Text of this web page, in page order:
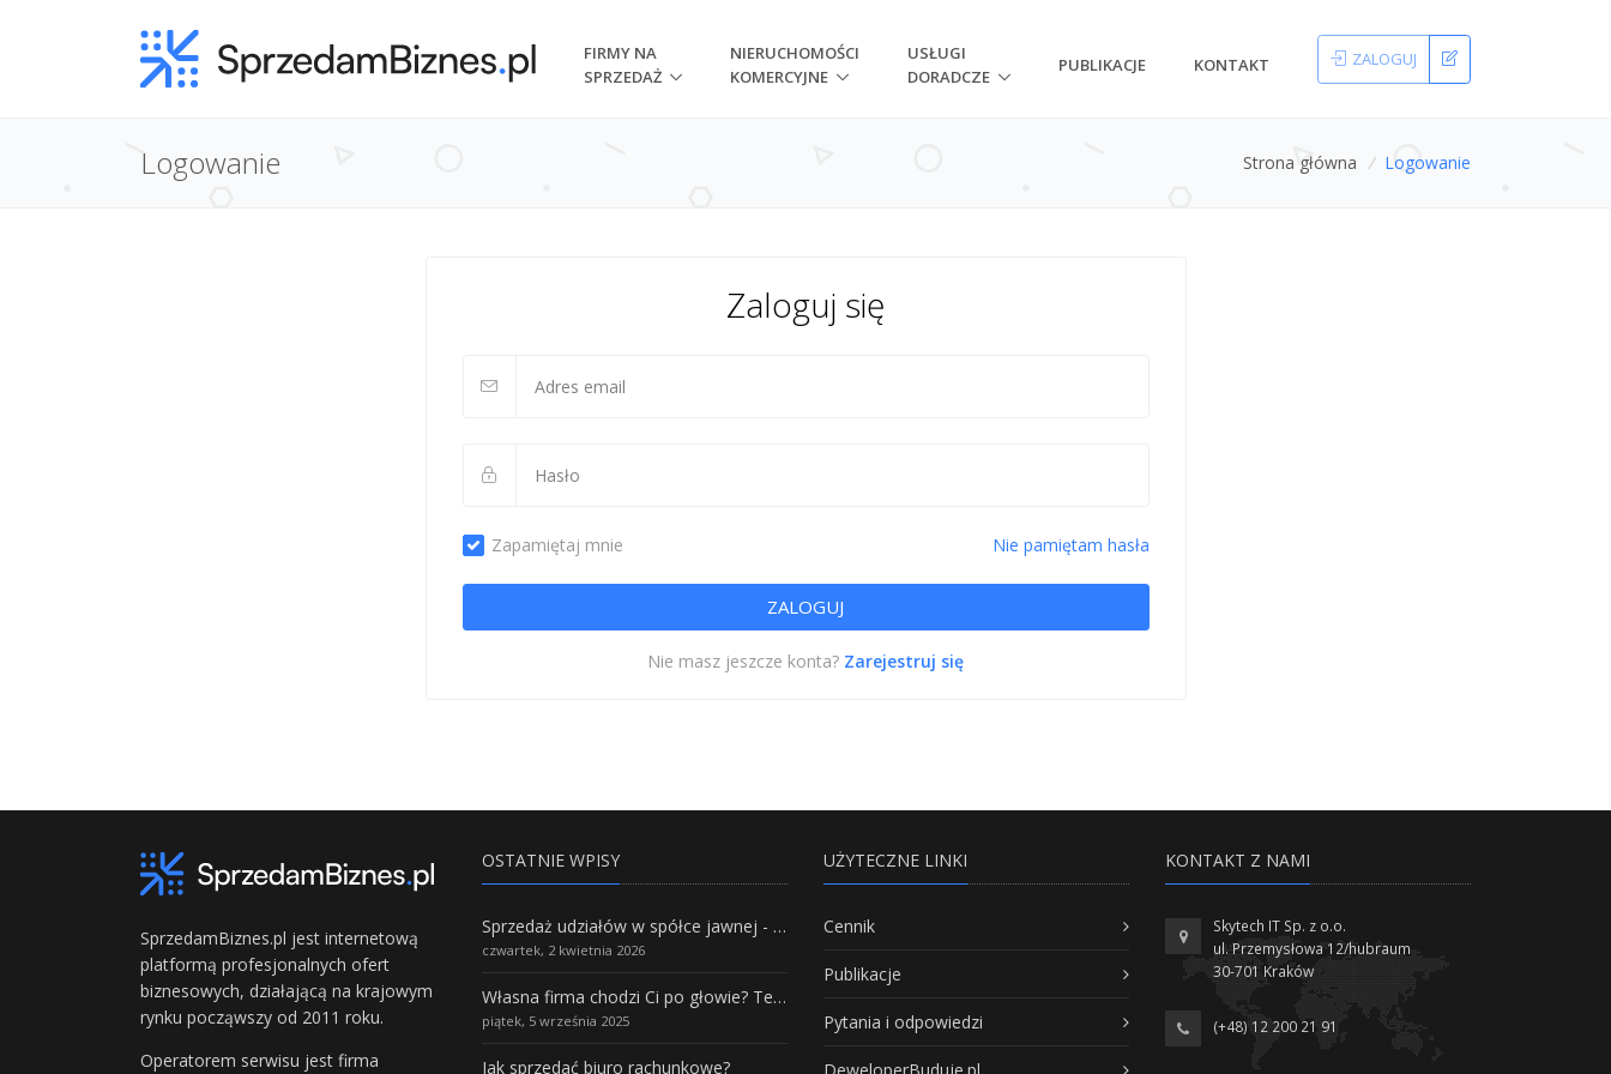
FIRMY NA
SPRZEDAŻ
NIERUCHOMOŚCI
KOMERCYJNE
USŁUGI
DORADCZE
PUBLIKACJE KONTAKT ZALOGUJ
Logowanie Strona główna / Logowanie
Zaloguj się
Zapamiętaj mnie Nie pamiętam hasła
Nie masz jeszcze konta? Zarejestruj się
SprzedamBiznes.pl jest internetową
platformą profesjonalnych ofert
biznesowych, działającą na krajowym
rynku począwszy od 2011 roku.
Operatorem serwisu jest firma
OSTATNIE WPISY
Sprzedaż udziałów w spółce jawnej - Wszystko, co trzeba wiedzieć.
czwartek, 2 kwietnia 2026
Własna firma chodzi Ci po głowie? Te branże mają największy potencjał rozwoju
piątek, 5 września 2025
Jak sprzedać biuro rachunkowe?
UŻYTECZNE LINKI
Cennik
Publikacje
Pytania i odpowiedzi
KONTAKT Z NAMI
Skytech IT Sp. z o.o.
ul. Przemysłowa 12/hubraum
30-701 Kraków
(+48) 12 200 21 91